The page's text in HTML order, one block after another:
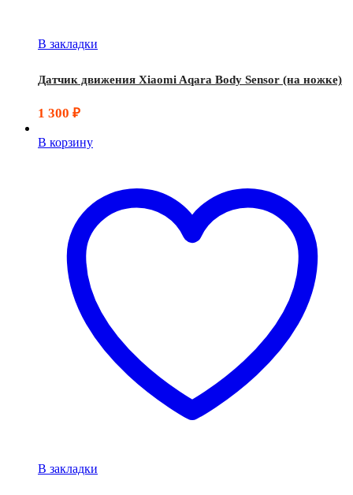
В закладки
Датчик движения Xiaomi Aqara Body Sensor (на ножке)
1 300 ₽
В корзину
В закладки